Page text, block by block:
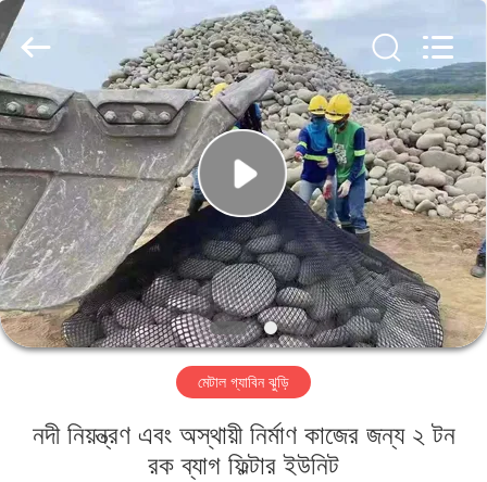
বাড়ি
পণ্য
ভিডিও
ভিআর
শো
আমাদের
Metal
Wire
Mesh
Products
Ltd..
All
Rights
Reserved.
মেটাল গ্যাবিন ঝুড়ি
নদী নিয়ন্ত্রণ এবং অস্থায়ী নির্মাণ কাজের জন্য ২ টন
রক ব্যাগ ফিল্টার ইউনিট